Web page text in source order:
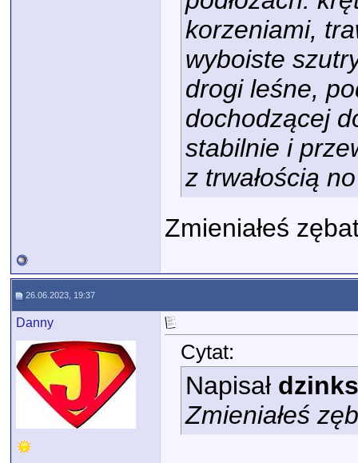
korzeniami,
wyboiste
drogi leśne,
dochodzącej
stabilnie i
z trwałością
Zmieniałeś
26.06.2023, 19:37
Danny
Cytat:
Napisał dzinks
Zmieniałeś